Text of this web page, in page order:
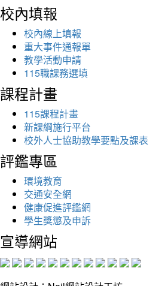
校內填報
校內線上填報
重大事件通報單
教學活動申請
115職課務選填
課程計畫
115課程計畫
新課綱施行平台
校外人士協助教學要點及課表
評鑑專區
環境教育
交通安全網
健康促進評鑑網
學生獎懲及申訴
宣導網站